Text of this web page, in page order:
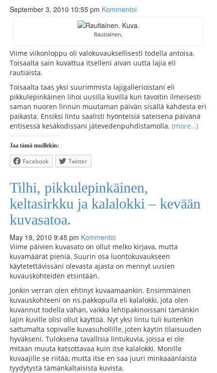
September 3, 2010 10:55 pm Kommentoi
Rautiainen.
Viime viikonloppu oli valokuvauksellisesti todella antoisa.
Toisaalta sain kuvattua itselleni aivan uutta lajia eli
rautiaista.
Toisaalta taas yksi suurimmista lajigallerioistani eli
pikkulepinkäinen lihoi uusilla kuvilla kun tavoitin ilmeisesti
saman nuoren linnun muutaman päivän sisällä kahdesta eri
paikasta. Ensiksi lintu saalisti hyönteisiä sateisena päivänä
entisessä kesäkodissani jätevedenpuhdistamolla. (more…)
Jaa tämä muillekin:
Facebook Twitter
Tilhi, pikkulepinkäinen,
keltasirkku ja kalalokki – kevään
kuvasatoa.
May 19, 2010 9:45 pm Kommentoi
Viime päivien kuvasato on ollut melko kirjava, mutta
kuvamäärät pieniä. Suurin osa luontokuvaukseen
käytetettävissäni olevasta ajasta on mennyt uusien
kuvauskohteiden etsintään.
Jonkin verran olen ehtinyt kuvaamaankin. Ensimmäinen
kuvauskohteeni on ns.pakkopulla eli kalalokki, jota olen
kuvannut todella vähän, vaikka lehtipakinoissani tämänkin
lajin kuville olisi ollut käyttöä. Nyt yksi lintu tuli kuitenkin
sattumalta sopivalle kuvasuhollille, joten käytin tilaisuuden
hyväkseni. Tuloksena tavallisia lintukuvia, joissa ei ole
mitään muuta katsottavaa kuin itse kalalokki. Monille
kuvaajille se riitää, mutta itse en saa juuri minkaaänlaista
tyydytystä tämänkaltaisista kuvista.